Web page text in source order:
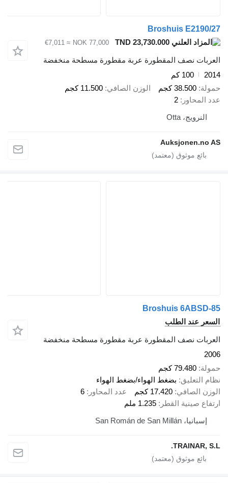
Broshuis E2190/27
NOK 77,000
≈ €7,011
العربات نصف المقطورة عربة مقطورة مسطحة منخفضة
2014
100 كم
حمولة 38.500 كجم الوزن الصافي 11.500 كجم
عدد المحاور
2
النرويج، Otta
Auksjonen.no AS
Broshuis 6ABSD-85
السعر عند الطلب
العربات نصف المقطورة عربة مقطورة مسطحة منخفضة
2006
حمولة 79.480 كجم
نظام التعليق بضغط الهواء/بضغط الهواء
الوزن الصافي 17.420 كجم عدد المحاور
6
ارتفاع صينية القطر
1.235 ملم
إسبانيا، San Román de San Millán
TRAINAR, S.L.